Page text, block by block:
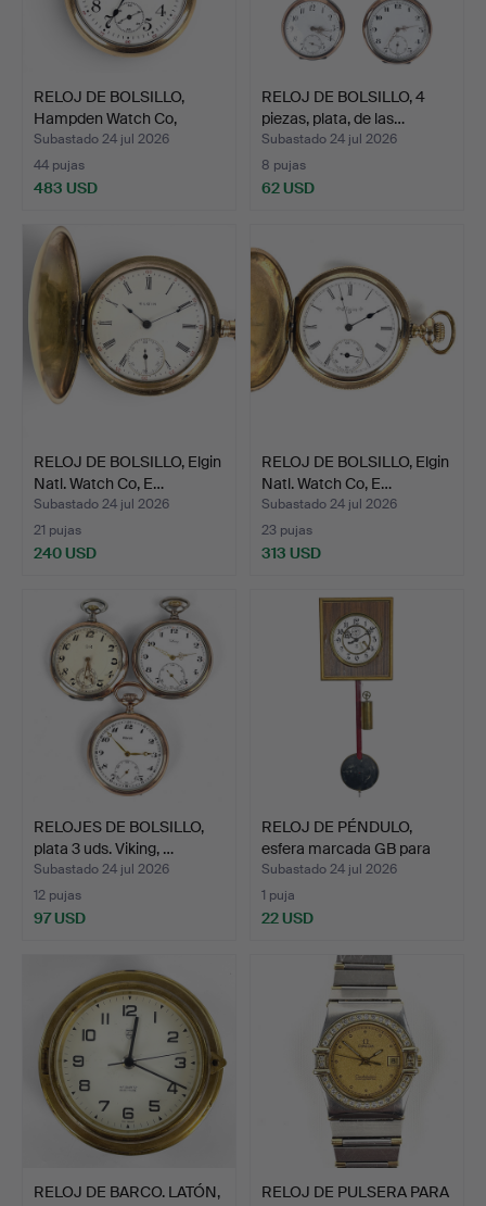
RELOJ DE BOLSILLO,
Hampden Watch Co,
chapa…
Subastado 24 jul 2026
44 pujas
483 USD
RELOJ DE BOLSILLO, 4
piezas, plata, de las…
Subastado 24 jul 2026
8 pujas
62 USD
RELOJ DE BOLSILLO, Elgin
Natl. Watch Co, E…
Subastado 24 jul 2026
21 pujas
240 USD
RELOJ DE BOLSILLO, Elgin
Natl. Watch Co, E…
Subastado 24 jul 2026
23 pujas
313 USD
RELOJES DE BOLSILLO,
plata 3 uds. Viking, …
Subastado 24 jul 2026
12 pujas
97 USD
RELOJ DE PÉNDULO,
esfera marcada GB para
G…
Subastado 24 jul 2026
1 puja
22 USD
RELOJ DE BARCO. LATÓN,
RELOJ DE PULSERA PARA